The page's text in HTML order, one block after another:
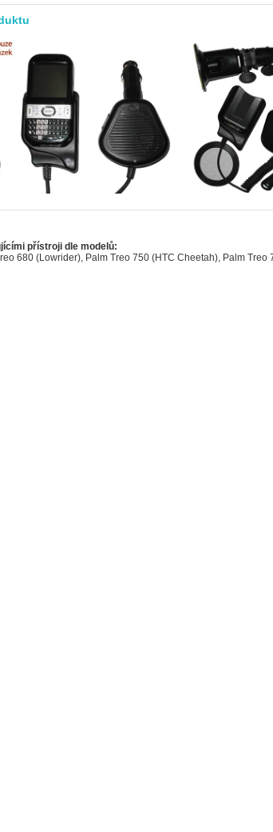
přístroji dle modelů:
680 (Lowrider), Palm Treo 750 (HTC Cheetah), Palm Treo